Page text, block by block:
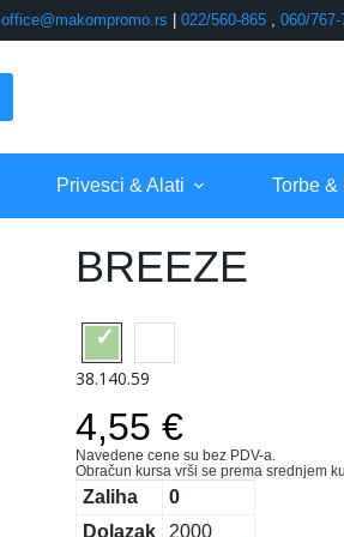
office@makompromo.rs 022/560-865, 060/767-
Privesci & Alati Torbe &
BREEZE
38.140.59
4,55 €
Navedene cene su bez PDV-a.
Obračun kursa vrši se prema srednjem
Zaliha
0
Dolazak
2000